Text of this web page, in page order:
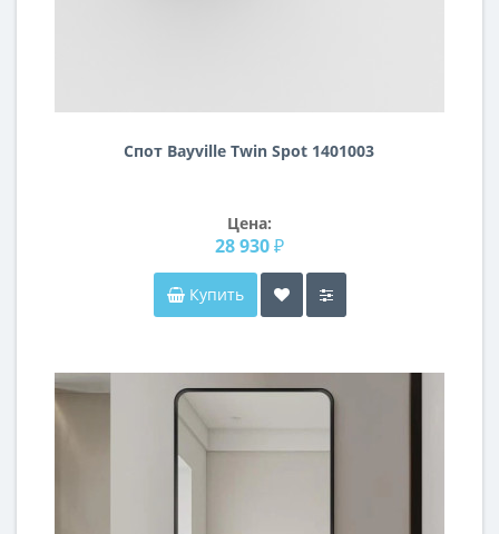
Спот Bayville Twin Spot 1401003
Цена:
28 930 ₽
Купить